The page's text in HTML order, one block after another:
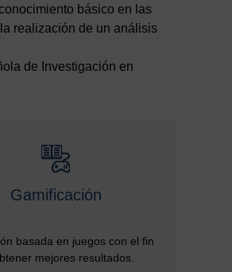
básico en las
realización de un análisis
de Investigación en
Gamificación
basada en juegos con el fin
mejores resultados.